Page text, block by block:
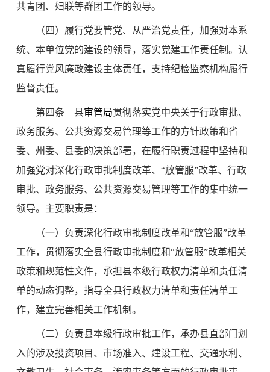
共青团、妇联等群团工作的领导。
（四） 履行党要管党、从严治党责任，加强对本系
统、本单位党的建设的领导，落实党建工作责任制。认
真履行党风廉政建设主体责任，支持纪检监察机构履行
监督责任。
第四条 县审管局贯彻落实党中央关于行政审批、
政务服务、公共资源交易管理等工作的方针政策和省
委、州委、县委的决策部署，在履行职责过程中坚持和
加强党对深化行政审批制度改革、“放管服”改革、行政
审批、政务服务、公共资源交易管理等工作的集中统一
领导。主要职责是：
（一） 负责深化行政审批制度改革和“放管服”改革
工作，贯彻落实全县行政审批制度和“放管服”改革相关
政策和规范性文件，承担县本级行政权力清单和责任清
单的动态调整，指导全县行政权力清单和责任清单工
作，建立完善相关工作机制。
（二） 负责县本级行政审批工作，承办县直部门划
入的涉及投资项目、市场准入、建设工程、交通水利、